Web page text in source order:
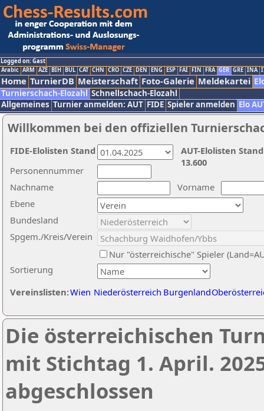
Logged on: Gast
Arabic ARM AZE BIH BUL CAT CHN CRO CZE DEN ENG ESP FAI FIN FRA GER GRE INA
Home TurnierDB Meisterschaft Foto-Galerie Meldekartei
Turnierschach-Elozahl Schnellschach-Elozahl
Allgemeines Turnier anmelden: AUT FIDE Spieler anmelden Elo
Willkommen bei den offiziellen
Nachname
Vorname
Ebene
Sortierung
Personennummer
Bundesland
Spgem./Kreis/Verein
Nur "österreichische" Spieler
Vereinslisten:Wien Niederösterreich Burgenland
AUT-Elolisten
13.600
FIDE-Elolisten Stand
Die österreichischen
mit Stichtag 1. April.
abgeschlossen